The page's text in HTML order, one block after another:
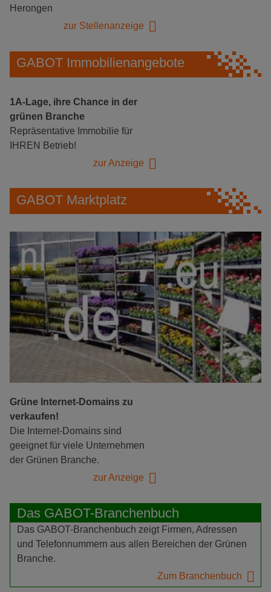
Herongen
zur Stellenanzeige
GABOT Immobilienangebote
1A-Lage, ihre Chance in der
grünen Branche
Repräsentative Immobilie für
IHREN Betrieb!
zur Anzeige
GABOT Marktplatz
Grüne Internet-Domains zu
verkaufen!
Die Internet-Domains sind
geeignet für viele Unternehmen
der Grünen Branche.
zur Anzeige
Das GABOT-Branchenbuch
Das GABOT-Branchenbuch zeigt Firmen, Adressen
und Telefonnummern aus allen Bereichen der Grünen
Branche.
Zum Branchenbuch